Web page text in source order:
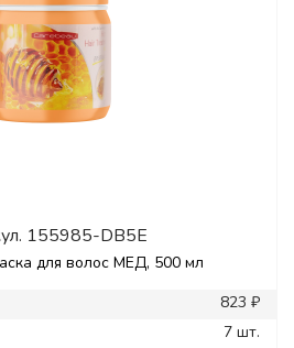
155985-DB5E
для волос МЕД, 500 мл
823 ₽
7 шт.